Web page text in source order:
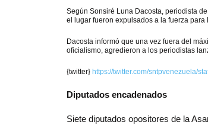
Según Sonsiré Luna Dacosta, periodista
el lugar fueron expulsados a la fuerza
Dacosta informó que una vez fuera del
oficialismo, agredieron a los periodistas
{twitter} https://twitter.com/sntpvenezuela/
Diputados encadenados
Siete diputados opositores de la